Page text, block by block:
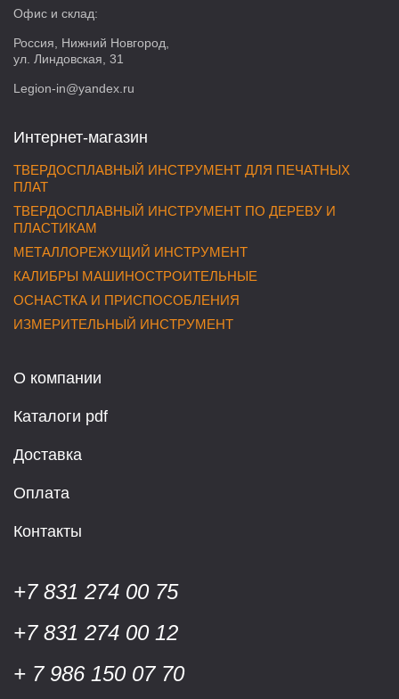
Офис и склад:
Россия, Нижний Новгород,
ул. Линдовская, 31
Legion-in@yandex.ru
Интернет-магазин
ТВЕРДОСПЛАВНЫЙ ИНСТРУМЕНТ ДЛЯ ПЕЧАТНЫХ
ПЛАТ
ТВЕРДОСПЛАВНЫЙ ИНСТРУМЕНТ ПО ДЕРЕВУ И
ПЛАСТИКАМ
МЕТАЛЛОРЕЖУЩИЙ ИНСТРУМЕНТ
КАЛИБРЫ МАШИНОСТРОИТЕЛЬНЫЕ
ОСНАСТКА И ПРИСПОСОБЛЕНИЯ
ИЗМЕРИТЕЛЬНЫЙ ИНСТРУМЕНТ
О компании
Каталоги pdf
Доставка
Оплата
Контакты
+7 831 274 00 75
+7 831 274 00 12
+ 7 986 150 07 70